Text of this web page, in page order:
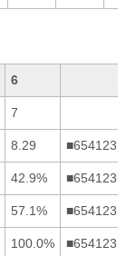
6
7
8.29 ■654123
42.9% ■654123
57.1% ■654123
100.0% ■654123